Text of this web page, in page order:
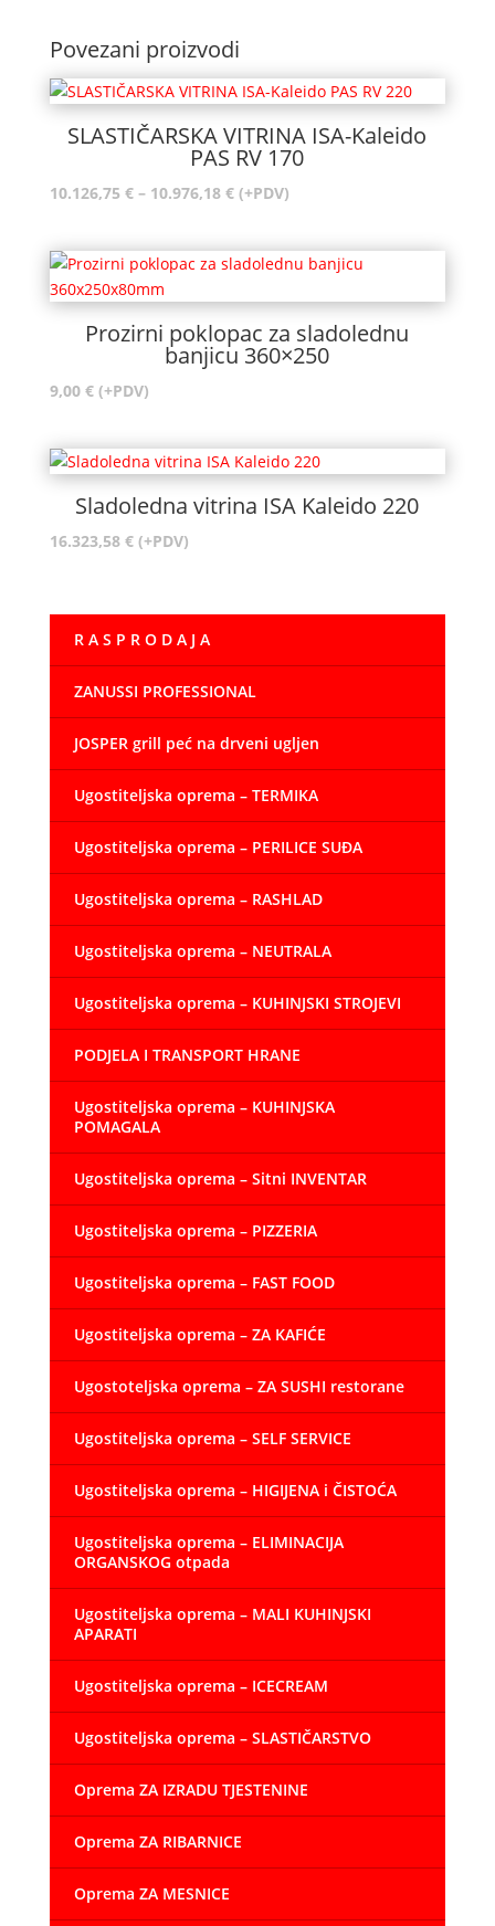
Povezani proizvodi
SLASTIČARSKA VITRINA ISA-Kaleido
PAS RV 170
10.126,75 € – 10.976,18 €Raspon
10.126,75 €
(+PDV)
Prozirni poklopac za sladolednu
banjicu 360×250
9,00 € (+PDV)
Sladoledna vitrina ISA Kaleido 220
16.323,58 € (+PDV)
R A S P R O D A J A
ZANUSSI PROFESSIONAL
JOSPER grill peć na drveni ugljen
Ugostiteljska oprema – TERMIKA
Ugostiteljska oprema – PERILICE SUĐA
Ugostiteljska oprema – RASHLAD
Ugostiteljska oprema – NEUTRALA
Ugostiteljska oprema – KUHINJSKI STROJEVI
PODJELA I TRANSPORT HRANE
Ugostiteljska oprema – KUHINJSKA
POMAGALA
Ugostiteljska oprema – Sitni INVENTAR
Ugostiteljska oprema – PIZZERIA
Ugostiteljska oprema – FAST FOOD
Ugostiteljska oprema – ZA KAFIĆE
Ugostoteljska oprema – ZA SUSHI restorane
Ugostiteljska oprema – SELF SERVICE
Ugostiteljska oprema – HIGIJENA i ČISTOĆA
Ugostiteljska oprema – ELIMINACIJA
ORGANSKOG otpada
Ugostiteljska oprema – MALI KUHINJSKI
APARATI
Ugostiteljska oprema – ICECREAM
Ugostiteljska oprema – SLASTIČARSTVO
Oprema ZA IZRADU TJESTENINE
Oprema ZA RIBARNICE
Oprema ZA MESNICE